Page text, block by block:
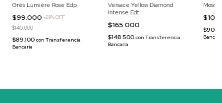
Grès Lumière Rose Edp
$99.000 -29%OFF
$140.000
$89.100con Transferencia
Bancaria
Versace Yellow Diamond
Intense Edt
$165.000
$148.500conTransferencia
Bancaria